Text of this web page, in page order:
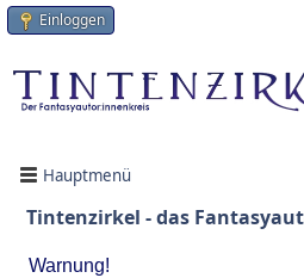
Einloggen
Hauptmenü
Tintenzirkel - das
Warnung!